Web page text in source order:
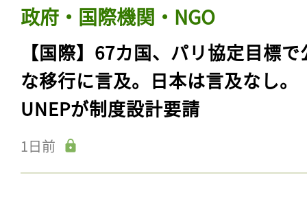
政府・国際機関・NGO
【国際】67カ国、パリ協定目標で
な移行に言及。日本は言及なし。
UNEPが制度設計要請
1日前